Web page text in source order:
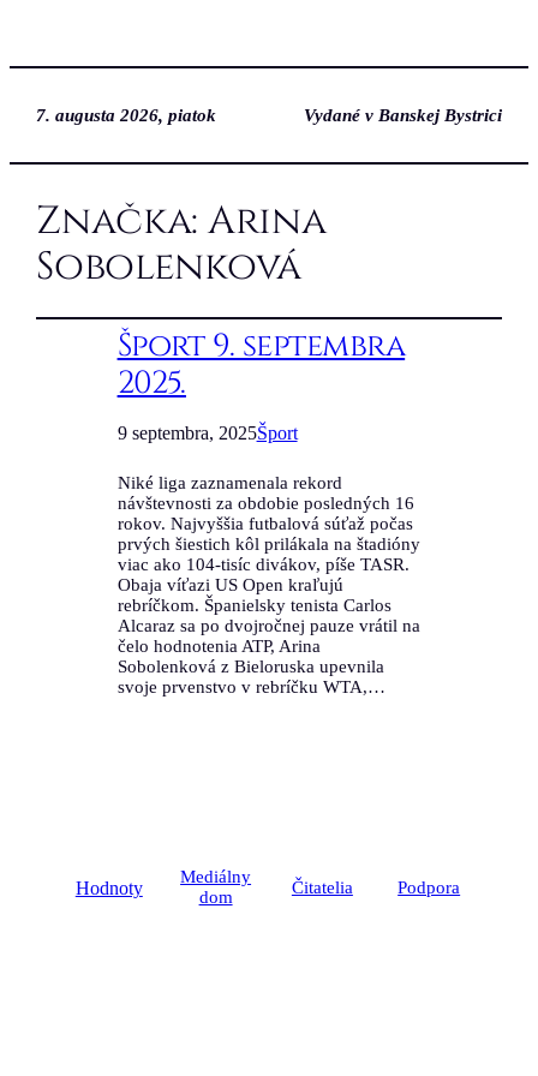
7. augusta 2026, piatok Vydané v Banskej Bystrici
Značka:Arina
Sobolenková
Šport 9. septembra
2025.
9 septembra, 2025Šport
Niké liga zaznamenala rekord
návštevnosti za obdobie posledných 16
rokov. Najvyššia futbalová súťaž počas
prvých šiestich kôl prilákala na štadióny
viac ako 104-tisíc divákov, píše TASR.
Obaja víťazi US Open kraľujú
rebríčkom. Španielsky tenista Carlos
Alcaraz sa po dvojročnej pauze vrátil na
čelo hodnotenia ATP, Arina
Sobolenková z Bieloruska upevnila
svoje prvenstvo v rebríčku WTA,…
Hodnoty
Mediálny
dom
Čitatelia Podpora